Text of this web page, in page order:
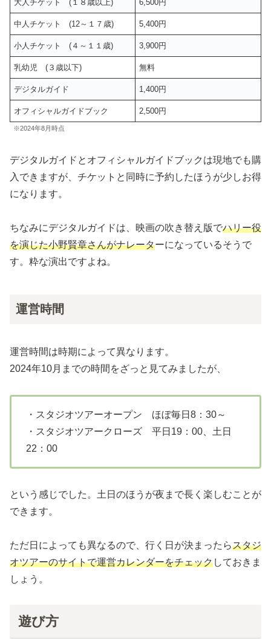
大人チケット (１８歳以上) 6,500円
中人チケット (12～１７歳) 5,400円
小人チケット (４～１１歳) 3,900円
乳幼児 (３歳以下) 無料
デジタルガイド 1,400円
オフィシャルガイドブック 2,500円
※2024年8月時点
デジタルガイドとオフィシャルガイドブックは現地でも購
入できますが、チケットと同時に予約したほうが少しお得
になります。
ちなみにデジタルガイドは、映画の吹き替え版でハリー役
を演じた小野賢章さんがナレーターになっているそうで
す。粋な演出ですよね。
運営時間
運営時間は時期によって異なります。
2024年10月までの時間をざっと見てみましたが、
・スタジオツアーオープン ほぼ毎日8：30～
・スタジオツアークローズ 平日19：00、土日
22：00
という感じでした。土日のほうが夜まで長く楽しむことが
できます。
ただ日によっても異なるので、行く日が決まったらスタジ
オツアーのサイトで運営カレンダーをチェックしておきま
しょう。
遊び方